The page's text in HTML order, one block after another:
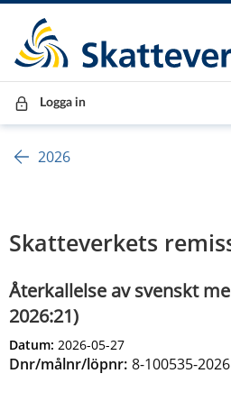
Till innehåll
Till navigationen
Till chattrobot
Logga in
2026
Skatteverkets
Återkallelse av svenskt
2026:21)
Datum: 2026-05-27
Dnr/målnr/löpnr: 8-100535-2026